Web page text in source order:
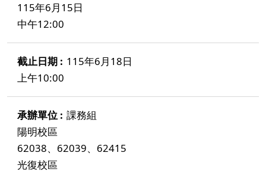
115年6月15日
中午12:00
115年6月18日
上午10:00
課務組
陽明校區
62038、62039、62415
光復校區